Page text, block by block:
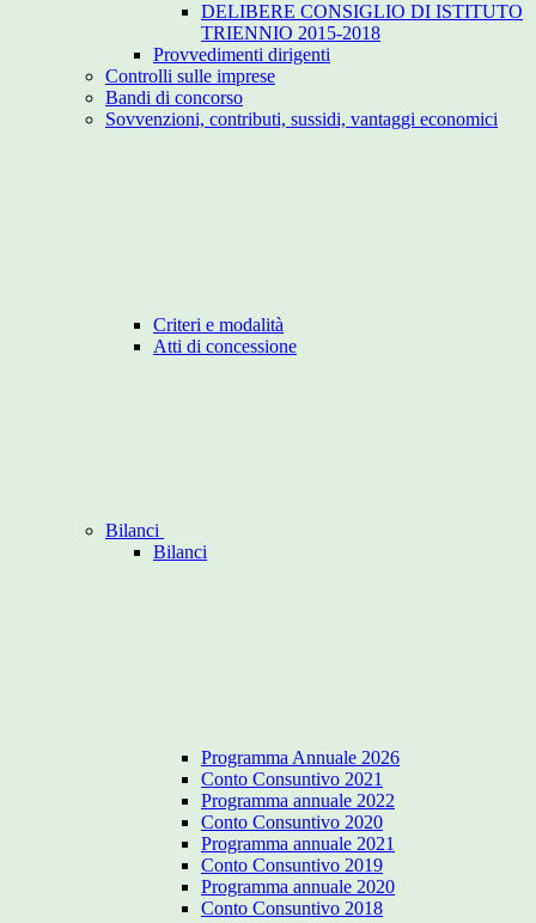
DELIBERE CONSIGLIO DI ISTITUTO
TRIENNIO 2015-2018
Provvedimenti dirigenti
Controlli sulle imprese
Bandi di concorso
Sovvenzioni, contributi, sussidi, vantaggi economici
Criteri e modalità
Atti di concessione
Bilanci
Bilanci
Programma Annuale 2026
Conto Consuntivo 2021
Programma annuale 2022
Conto Consuntivo 2020
Programma annuale 2021
Conto Consuntivo 2019
Programma annuale 2020
Conto Consuntivo 2018